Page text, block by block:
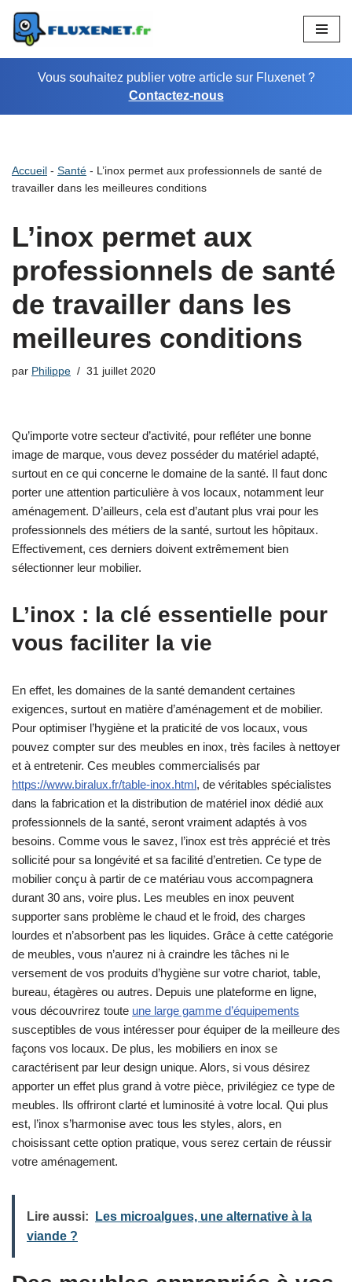
Aller
au
contenuVous souhaitez publier votre article sur Fluxenet ?
Contactez-nous
Accueil - Santé - L’inox permet aux professionnels de santé de
travailler dans les meilleures conditions
L’inox permet aux
professionnels de santé
de travailler dans les
meilleures conditions
par Philippe 31 juillet 2020
Qu’importe votre secteur d’activité, pour refléter une bonne
image de marque, vous devez posséder du matériel adapté,
surtout en ce qui concerne le domaine de la santé. Il faut donc
porter une attention particulière à vos locaux, notamment leur
aménagement. D’ailleurs, cela est d’autant plus vrai pour les
professionnels des métiers de la santé, surtout les hôpitaux.
Effectivement, ces derniers doivent extrêmement bien
sélectionner leur mobilier.
L’inox : la clé essentielle pour
vous faciliter la vie
En effet, les domaines de la santé demandent certaines
exigences, surtout en matière d’aménagement et de mobilier.
Pour optimiser l’hygiène et la praticité de vos locaux, vous
pouvez compter sur des meubles en inox, très faciles à nettoyer
et à entretenir. Ces meubles commercialisés par
https://www.biralux.fr/table-inox.html, de véritables spécialistes
dans la fabrication et la distribution de matériel inox dédié aux
professionnels de la santé, seront vraiment adaptés à vos
besoins. Comme vous le savez, l’inox est très apprécié et très
sollicité pour sa longévité et sa facilité d’entretien. Ce type de
mobilier conçu à partir de ce matériau vous accompagnera
durant 30 ans, voire plus. Les meubles en inox peuvent
supporter sans problème le chaud et le froid, des charges
lourdes et n’absorbent pas les liquides. Grâce à cette catégorie
de meubles, vous n’aurez ni à craindre les tâches ni le
versement de vos produits d’hygiène sur votre chariot, table,
bureau, étagères ou autres. Depuis une plateforme en ligne,
vous découvrirez toute une large gamme d’équipements
susceptibles de vous intéresser pour équiper de la meilleure des
façons vos locaux. De plus, les mobiliers en inox se
caractérisent par leur design unique. Alors, si vous désirez
apporter un effet plus grand à votre pièce, privilégiez ce type de
meubles. Ils offriront clarté et luminosité à votre local. Qui plus
est, l’inox s’harmonise avec tous les styles, alors, en
choisissant cette option pratique, vous serez certain de réussir
votre aménagement.
Lire aussi:
Les microalgues, une alternative à la
viande ?